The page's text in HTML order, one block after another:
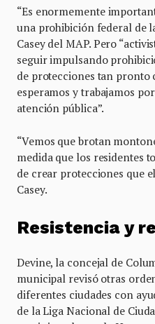
“Es enormemente
una prohibición federal de
Casey del MAP. Pero
seguir impulsando
de protecciones tan pronto
esperamos y trabajamos
atención pública”.
“Vemos que brotan
medida que los residentes
de crear protecciones que
Casey.
Resistencia y
Devine, la concejal de
municipal revisó otras
diferentes ciudades con
de la Liga Nacional de